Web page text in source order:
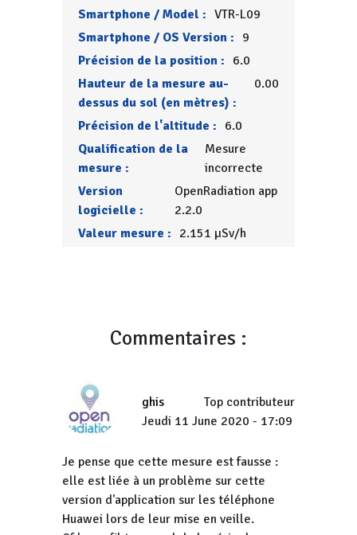
Smartphone / Model : VTR-L09
Smartphone / OS Version : 9
Précision de la position : 6.0
Hauteur de la mesure au-
dessus du sol (en mètres) :
0.00
Précision de l'altitude : 6.0
Qualification de la
mesure :
Mesure
incorrecte
Version
logicielle :
OpenRadiation app
2.2.0
Valeur mesure : 2.151 µSv/h
Commentaires :
ghis
Top contributeur
Jeudi 11 June 2020 - 17:09
Je pense que cette mesure est fausse :
elle est liée à un problème sur cette
version d'application sur les téléphone
Huawei lors de leur mise en veille.